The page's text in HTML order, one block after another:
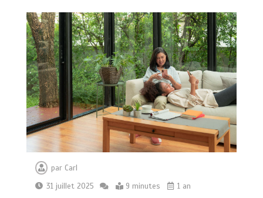
par Carl
31 juillet 2025
9 minutes 1 an